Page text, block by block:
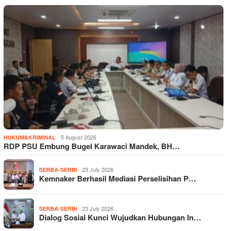
HUKUM&KRIMINAL 5 August 2026
RDP PSU Embung Bugel Karawaci Mandek, BH…
SERBA-SERBI 23 July 2026
Kemnaker Berhasil Mediasi Perselisihan P…
SERBA-SERBI 23 July 2026
Dialog Sosial Kunci Wujudkan Hubungan In…